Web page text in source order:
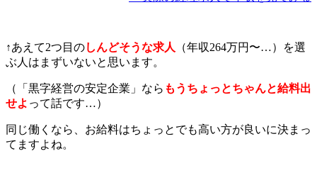
↑あえて2つ目のしんどそうな求人
（年収264万円〜…）を選
ぶ人はまずいないと思います。
（「黒字経営の安定企業」なら もうちょっとちゃんと給料出
せよ って話です…）
同じ働くなら、お給料はちょっとでも高い方が良いに決まっ
てますよね。